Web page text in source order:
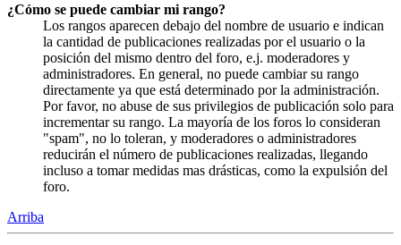
¿Cómo se puede cambiar mi rango?
Los rangos aparecen debajo del nombre de usuario e indican
la cantidad de publicaciones realizadas por el usuario o la
posición del mismo dentro del foro, e.j. moderadores y
administradores. En general, no puede cambiar su rango
directamente ya que está determinado por la administración.
Por favor, no abuse de sus privilegios de publicación solo para
incrementar su rango. La mayoría de los foros lo consideran
"spam", no lo toleran, y moderadores o administradores
reducirán el número de publicaciones realizadas, llegando
incluso a tomar medidas mas drásticas, como la expulsión del
foro.
Arriba